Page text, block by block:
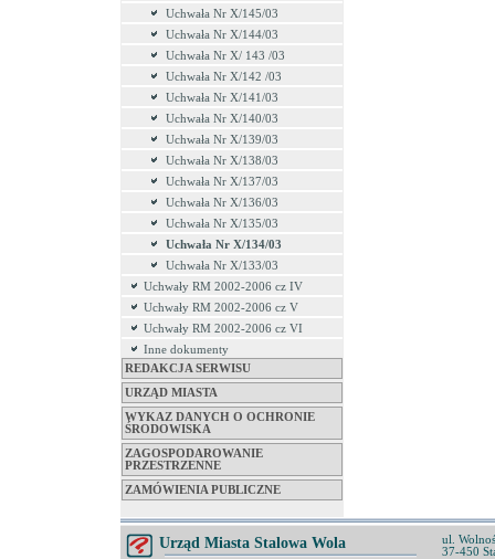
Uchwała Nr X/145/03
Uchwała Nr X/144/03
Uchwała Nr X/ 143 /03
Uchwała Nr X/142 /03
Uchwała Nr X/141/03
Uchwała Nr X/140/03
Uchwała Nr X/139/03
Uchwała Nr X/138/03
Uchwała Nr X/137/03
Uchwała Nr X/136/03
Uchwała Nr X/135/03
Uchwała Nr X/134/03
Uchwała Nr X/133/03
Uchwały RM 2002-2006 cz IV
Uchwały RM 2002-2006 cz V
Uchwały RM 2002-2006 cz VI
Inne dokumenty
REDAKCJA SERWISU
URZĄD MIASTA
WYKAZ DANYCH O OCHRONIE
ŚRODOWISKA
ZAGOSPODAROWANIE
PRZESTRZENNE
ZAMÓWIENIA PUBLICZNE
Urząd Miasta Stalowa Wola
ul.
37-450